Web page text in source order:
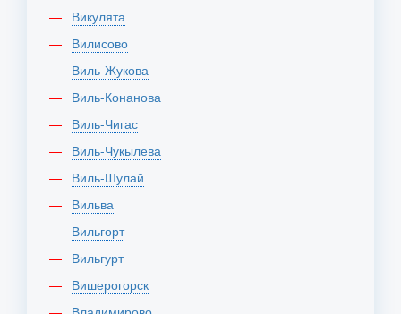
Викулята
Вилисово
Виль-Жукова
Виль-Конанова
Виль-Чигас
Виль-Чукылева
Виль-Шулай
Вильва
Вильгорт
Вильгурт
Вишерогорск